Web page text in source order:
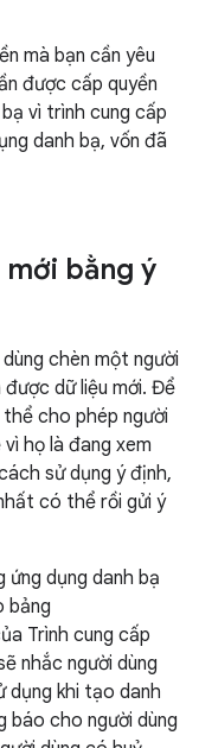
mà bạn cần yêu
được cấp quyền
vì trình cung cấp
danh bạ, vốn đã
bằng ý
chèn một người
được dữ liệu mới. Để
cho phép người
họ là đang xem
sử dụng ý định,
có thể rồi gửi ý
ứng dụng danh bạ
bảng
Trình cung cấp
nhắc người dùng
dụng khi tạo danh
báo cho người dùng